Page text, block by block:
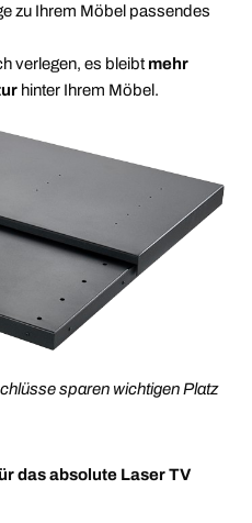
zu Ihrem Möbel passendes
verlegen, es bleibt mehr
hinter Ihrem Möbel.
sparen wichtigen Platz
das absolute Laser TV